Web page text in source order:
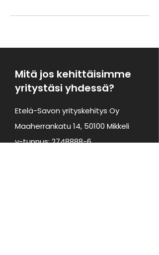
Mitä jos kehittäisimme
yritystäsi yhdessä?
Etelä-Savon yrityskehitys Oy
Maaherrankatu 14, 50100 Mikkeli
y-tunnus:2748888-6